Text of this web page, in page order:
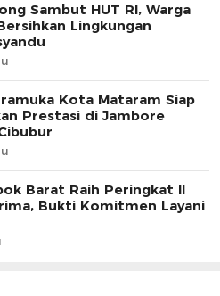
Sambut HUT RI, Warga
Lingkungan
Kota Mataram Siap
Prestasi di Jambore
Barat Raih Peringkat II
Bukti Komitmen Layani